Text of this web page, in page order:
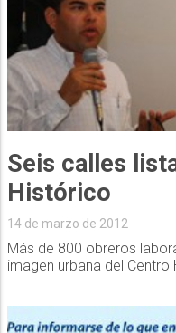
Seis calles
Histórico
14 de marzo de 2012
Más de 800 obreros
imagen urbana del Centro